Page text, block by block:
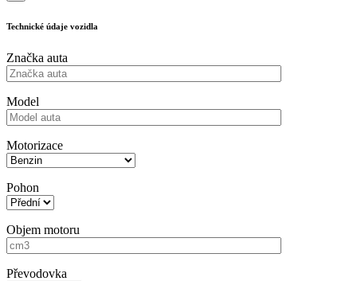
Technické údaje vozidla
Značka auta
Model
Motorizace
Pohon
Objem motoru
Převodovka